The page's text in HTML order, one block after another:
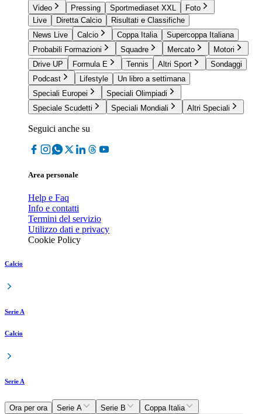
Video Pressing Sportmediaset XXL
Foto
Live
Diretta Calcio
Risultati e Classifiche
News Live
Calcio Coppa Italia
Supercoppa Italiana
Probabili Formazioni
Squadre Mercato
Motori
Drive UP
Formula E Tennis Altri Sport
Sondaggi
Podcast
Lifestyle
Un libro a settimana
Speciali Europei
Speciali Olimpiadi
Speciale Scudetti
Speciali Mondiali Altri Speciali
Seguici anche su
Area personale
Help e Faq
Info e contatti
Termini del servizio
Utilizzo dati e privacy
Cookie Policy
Calcio
Serie A
Calcio
Serie A
Ora per ora Serie A Serie B
Coppa Italia